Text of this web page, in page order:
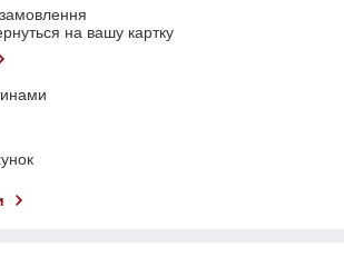
на вашу картку